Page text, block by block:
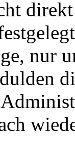
nur